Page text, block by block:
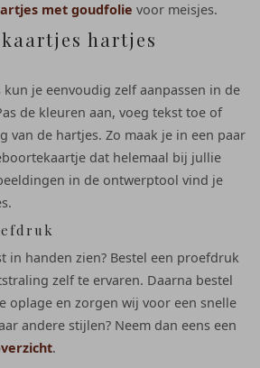
met goudfolie voor meisjes.
hartjes
je eenvoudig zelf aanpassen in de
de kleuren aan, voeg tekst toe of
van de hartjes. Zo maak je in een paar
dat helemaal bij jullie
in de ontwerptool vind je
in handen zien? Bestel een proefdruk
zelf te ervaren. Daarna bestel
oplage en zorgen wij voor een snelle
andere stijlen? Neem dan eens een
.